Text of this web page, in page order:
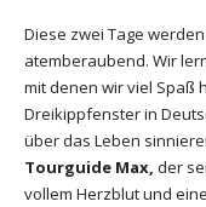
Diese zwei Tage
atemberaubend. Wir
mit denen wir viel Spaß
Dreikippfenster in
über das Leben
Tourguide Max, der
vollem Herzblut und